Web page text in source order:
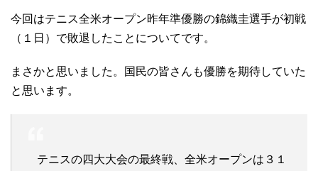
今回はテニス全米オープン昨年準優勝の錦織圭選手が初戦
（１日）で敗退したことについてです。
まさかと思いました。国民の皆さんも優勝を期待していた
と思います。
テニスの四大大会の最終戦、全米オープンは３１